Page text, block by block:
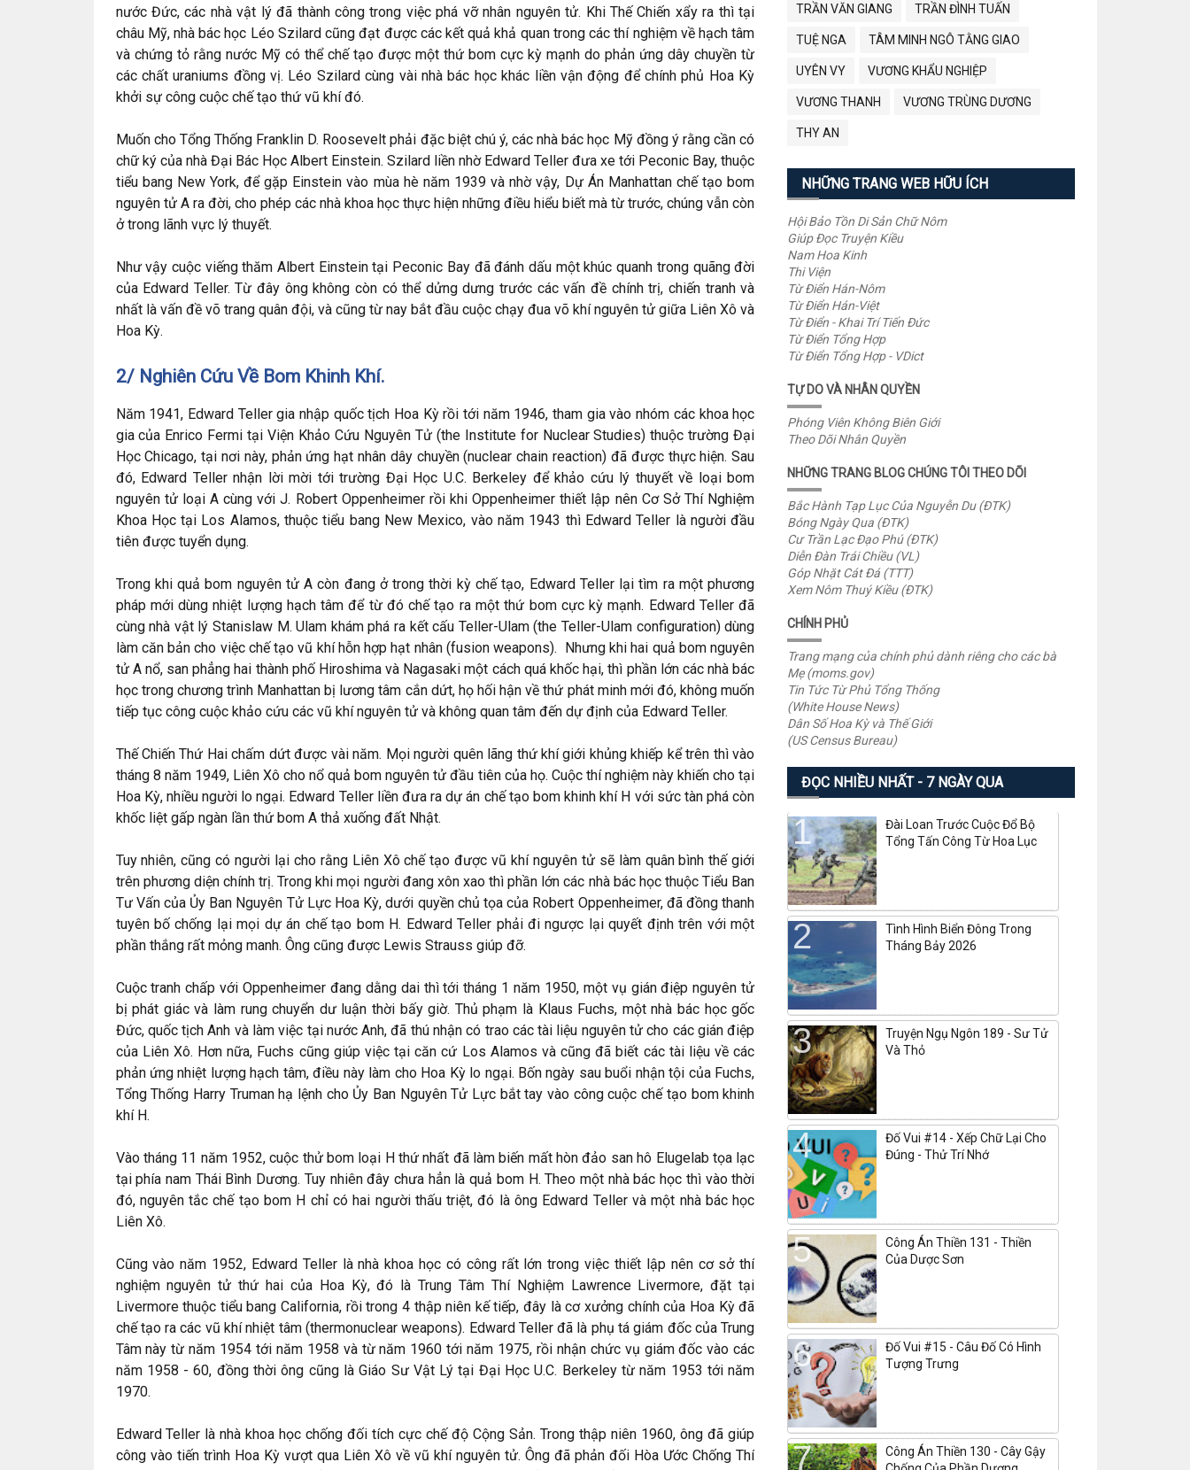
nước Đức, các nhà vật lý đã thành công trong việc phá vỡ nhân nguyên tử. Khi Thế Chiến xẩy ra thì tại
châu Mỹ, nhà bác học Léo Szilard cũng đạt được các kết quả khả quan trong các thí nghiệm về hạch tâm
và chứng tỏ rằng nước Mỹ có thể chế tạo được một thứ bom cực kỳ mạnh do phản ứng dây chuyền từ
các chất uraniums đồng vị. Léo Szilard cùng vài nhà bác học khác liền vận động để chính phủ Hoa Kỳ
khởi sự công cuộc chế tạo thứ vũ khí đó.
Muốn cho Tổng Thống Franklin D. Roosevelt phải đặc biệt chú ý, các nhà bác học Mỹ đồng ý rằng cần có
chữ ký của nhà Đại Bác Học Albert Einstein. Szilard liền nhờ Edward Teller đưa xe tới Peconic Bay, thuộc
tiểu bang New York, để gặp Einstein vào mùa hè năm 1939 và nhờ vậy, Dự Án Manhattan chế tạo bom
nguyên tử A ra đời, cho phép các nhà khoa học thực hiện những điều hiểu biết mà từ trước, chúng vẫn còn
ở trong lãnh vực lý thuyết.
Như vậy cuộc viếng thăm Albert Einstein tại Peconic Bay đã đánh dấu một khúc quanh trong quãng đời
của Edward Teller. Từ đây ông không còn có thể dửng dưng trước các vấn đề chính trị, chiến tranh và
nhất là vấn đề võ trang quân đội, và cũng từ nay bắt đầu cuộc chạy đua võ khí nguyên tử giữa Liên Xô và
Hoa Kỳ.
2/ Nghiên Cứu Về Bom Khinh Khí.
Năm 1941, Edward Teller gia nhập quốc tịch Hoa Kỳ rồi tới năm 1946, tham gia vào nhóm các khoa học
gia của Enrico Fermi tại Viện Khảo Cứu Nguyên Tử (the Institute for Nuclear Studies) thuộc trường Đại
Học Chicago, tại nơi này, phản ứng hạt nhân dây chuyền (nuclear chain reaction) đã được thực hiện. Sau
đó, Edward Teller nhận lời mời tới trường Đại Học U.C. Berkeley để khảo cứu lý thuyết về loại bom
nguyên tử loại A cùng với J. Robert Oppenheimer rồi khi Oppenheimer thiết lập nên Cơ Sở Thí Nghiệm
Khoa Học tại Los Alamos, thuộc tiểu bang New Mexico, vào năm 1943 thì Edward Teller là người đầu
tiên được tuyển dụng.
Trong khi quả bom nguyên tử A còn đang ở trong thời kỳ chế tạo, Edward Teller lại tìm ra một phương
pháp mới dùng nhiệt lượng hạch tâm để từ đó chế tạo ra một thứ bom cực kỳ mạnh. Edward Teller đã
cùng nhà vật lý Stanislaw M. Ulam khám phá ra kết cấu Teller-Ulam (the Teller-Ulam configuration) dùng
làm căn bản cho việc chế tạo vũ khí hỗn hợp hạt nhân (fusion weapons). Nhưng khi hai quả bom nguyên
tử A nổ, san phẳng hai thành phố Hiroshima và Nagasaki một cách quá khốc hại, thì phần lớn các nhà bác
học trong chương trình Manhattan bị lương tâm cắn dứt, họ hối hận về thứ phát minh mới đó, không muốn
tiếp tục công cuộc khảo cứu các vũ khí nguyên tử và không quan tâm đến dự định của Edward Teller.
Thế Chiến Thứ Hai chấm dứt được vài năm. Mọi người quên lãng thứ khí giới khủng khiếp kể trên thì vào
tháng 8 năm 1949, Liên Xô cho nổ quả bom nguyên tử đầu tiên của họ. Cuộc thí nghiệm này khiến cho tại
Hoa Kỳ, nhiều người lo ngại. Edward Teller liền đưa ra dự án chế tạo bom khinh khí H với sức tàn phá còn
khốc liệt gấp ngàn lần thứ bom A thả xuống đất Nhật.
Tuy nhiên, cũng có người lại cho rằng Liên Xô chế tạo được vũ khí nguyên tử sẽ làm quân bình thế giới
trên phương diện chính trị. Trong khi mọi người đang xôn xao thì phần lớn các nhà bác học thuộc Tiểu Ban
Tư Vấn của Ủy Ban Nguyên Tử Lực Hoa Kỳ, dưới quyền chủ tọa của Robert Oppenheimer, đã đồng thanh
tuyên bố chống lại mọi dự án chế tạo bom H. Edward Teller phải đi ngược lại quyết định trên với một
phần thắng rất mỏng manh. Ông cũng được Lewis Strauss giúp đỡ.
Cuộc tranh chấp với Oppenheimer đang dằng dai thì tới tháng 1 năm 1950, một vụ gián điệp nguyên tử
bị phát giác và làm rung chuyển dư luận thời bấy giờ. Thủ phạm là Klaus Fuchs, một nhà bác học gốc
Đức, quốc tịch Anh và làm việc tại nước Anh, đã thú nhận có trao các tài liệu nguyên tử cho các gián điệp
của Liên Xô. Hơn nữa, Fuchs cũng giúp việc tại căn cứ Los Alamos và cũng đã biết các tài liệu về các
phản ứng nhiệt lượng hạch tâm, điều này làm cho Hoa Kỳ lo ngại. Bốn ngày sau buổi nhận tội của Fuchs,
Tổng Thống Harry Truman hạ lệnh cho Ủy Ban Nguyên Tử Lực bắt tay vào công cuộc chế tạo bom khinh
khí H.
Vào tháng 11 năm 1952, cuộc thử bom loại H thứ nhất đã làm biến mất hòn đảo san hô Elugelab tọa lạc
tại phía nam Thái Bình Dương. Tuy nhiên đây chưa hẳn là quả bom H. Theo một nhà bác học thì vào thời
đó, nguyên tắc chế tạo bom H chỉ có hai người thấu triệt, đó là ông Edward Teller và một nhà bác học
Liên Xô.
Cũng vào năm 1952, Edward Teller là nhà khoa học có công rất lớn trong việc thiết lập nên cơ sở thí
nghiệm nguyên tử thứ hai của Hoa Kỳ, đó là Trung Tâm Thí Nghiệm Lawrence Livermore, đặt tại
Livermore thuộc tiểu bang California, rồi trong 4 thập niên kế tiếp, đây là cơ xưởng chính của Hoa Kỳ đã
chế tạo ra các vũ khí nhiệt tâm (thermonuclear weapons). Edward Teller đã là phụ tá giám đốc của Trung
Tâm này từ năm 1954 tới năm 1958 và từ năm 1960 tới năm 1975, rồi nhận chức vụ giám đốc vào các
năm 1958 - 60, đồng thời ông cũng là Giáo Sư Vật Lý tại Đại Học U.C. Berkeley từ năm 1953 tới năm
1970.
Edward Teller là nhà khoa học chống đối tích cực chế độ Cộng Sản. Trong thập niên 1960, ông đã giúp
công vào tiến trình Hoa Kỳ vượt qua Liên Xô về vũ khí nguyên tử. Ông đã phản đối Hòa Ước Chống Thí
TRẦN VĂN GIANG TRẦN ĐÌNH TUẤN
TUỆ NGA TÂM MINH NGÔ TẰNG GIAO
UYÊN VY VƯƠNG KHẨU NGHIỆP
VƯƠNG THANH VƯƠNG TRÙNG DƯƠNG
THY AN
NHỮNG TRANG WEB HỮU ÍCH
Hội Bảo Tồn Di Sản Chữ Nôm
Giúp Đọc Truyện Kiều
Nam Hoa Kinh
Thi Viện
Từ Điển Hán-Nôm
Từ Điển Hán-Việt
Từ Điển - Khai Trí Tiến Đức
Từ Điển Tổng Hợp
Từ Điển Tổng Hợp - VDict
TỰ DO VÀ NHÂN QUYỀN
Phóng Viên Không Biên Giới
Theo Dõi Nhân Quyền
NHỮNG TRANG BLOG CHÚNG TÔI THEO DÕI
Bắc Hành Tạp Lục Của Nguyễn Du (ĐTK)
Bóng Ngày Qua (ĐTK)
Cư Trần Lạc Đạo Phú (ĐTK)
Diễn Đàn Trái Chiều (VL)
Góp Nhặt Cát Đá (TTT)
Xem Nôm Thuý Kiều (ĐTK)
CHÍNH PHỦ
Trang mạng của chính phủ dành riêng cho các bà
Mẹ (moms.gov)
Tin Tức Từ Phủ Tổng Thống
(White House News)
Dân Số Hoa Kỳ và Thế Giới
(US Census Bureau)
ĐỌC NHIỀU NHẤT - 7 NGÀY QUA
Đài Loan Trước Cuộc Đổ Bộ
Tổng Tấn Công Từ Hoa Lục
Tình Hình Biển Đông Trong
Tháng Bảy 2026
Truyện Ngụ Ngôn 189 - Sư Tử
Và Thỏ
Đố Vui #14 - Xếp Chữ Lại Cho
Đúng - Thử Trí Nhớ
Công Án Thiền 131 - Thiền
Của Dược Sơn
Đố Vui #15 - Câu Đố Có Hình
Tượng Trưng
Công Án Thiền 130 - Cây Gậy